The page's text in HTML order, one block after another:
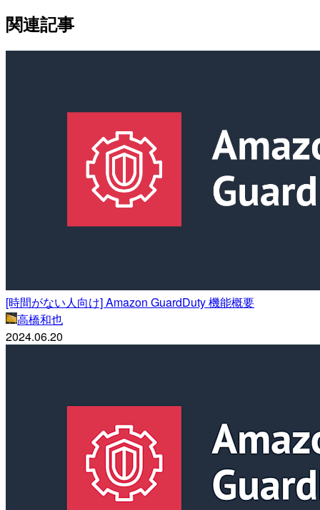
関連記事
[時間がない人向け] Amazon GuardDuty 機能概要
高橋和也
2024.06.20